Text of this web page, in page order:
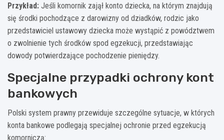
Przykład: Jeśli komornik zajął konto dziecka, na którym znajdują
się środki pochodzące z darowizny od dziadków, rodzic jako
przedstawiciel ustawowy dziecka może wystąpić z powództwem
o zwolnienie tych środków spod egzekucji, przedstawiając
dowody potwierdzające pochodzenie pieniędzy.
Specjalne przypadki ochrony kont
bankowych
Polski system prawny przewiduje szczególne sytuacje, w których
konta bankowe podlegają specjalnej ochronie przed egzekucją
komorniczą: